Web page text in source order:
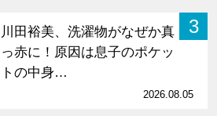
3
川田裕美、洗濯物がなぜか真
っ赤に！原因は息子のポケッ
トの中身…
2026.08.05